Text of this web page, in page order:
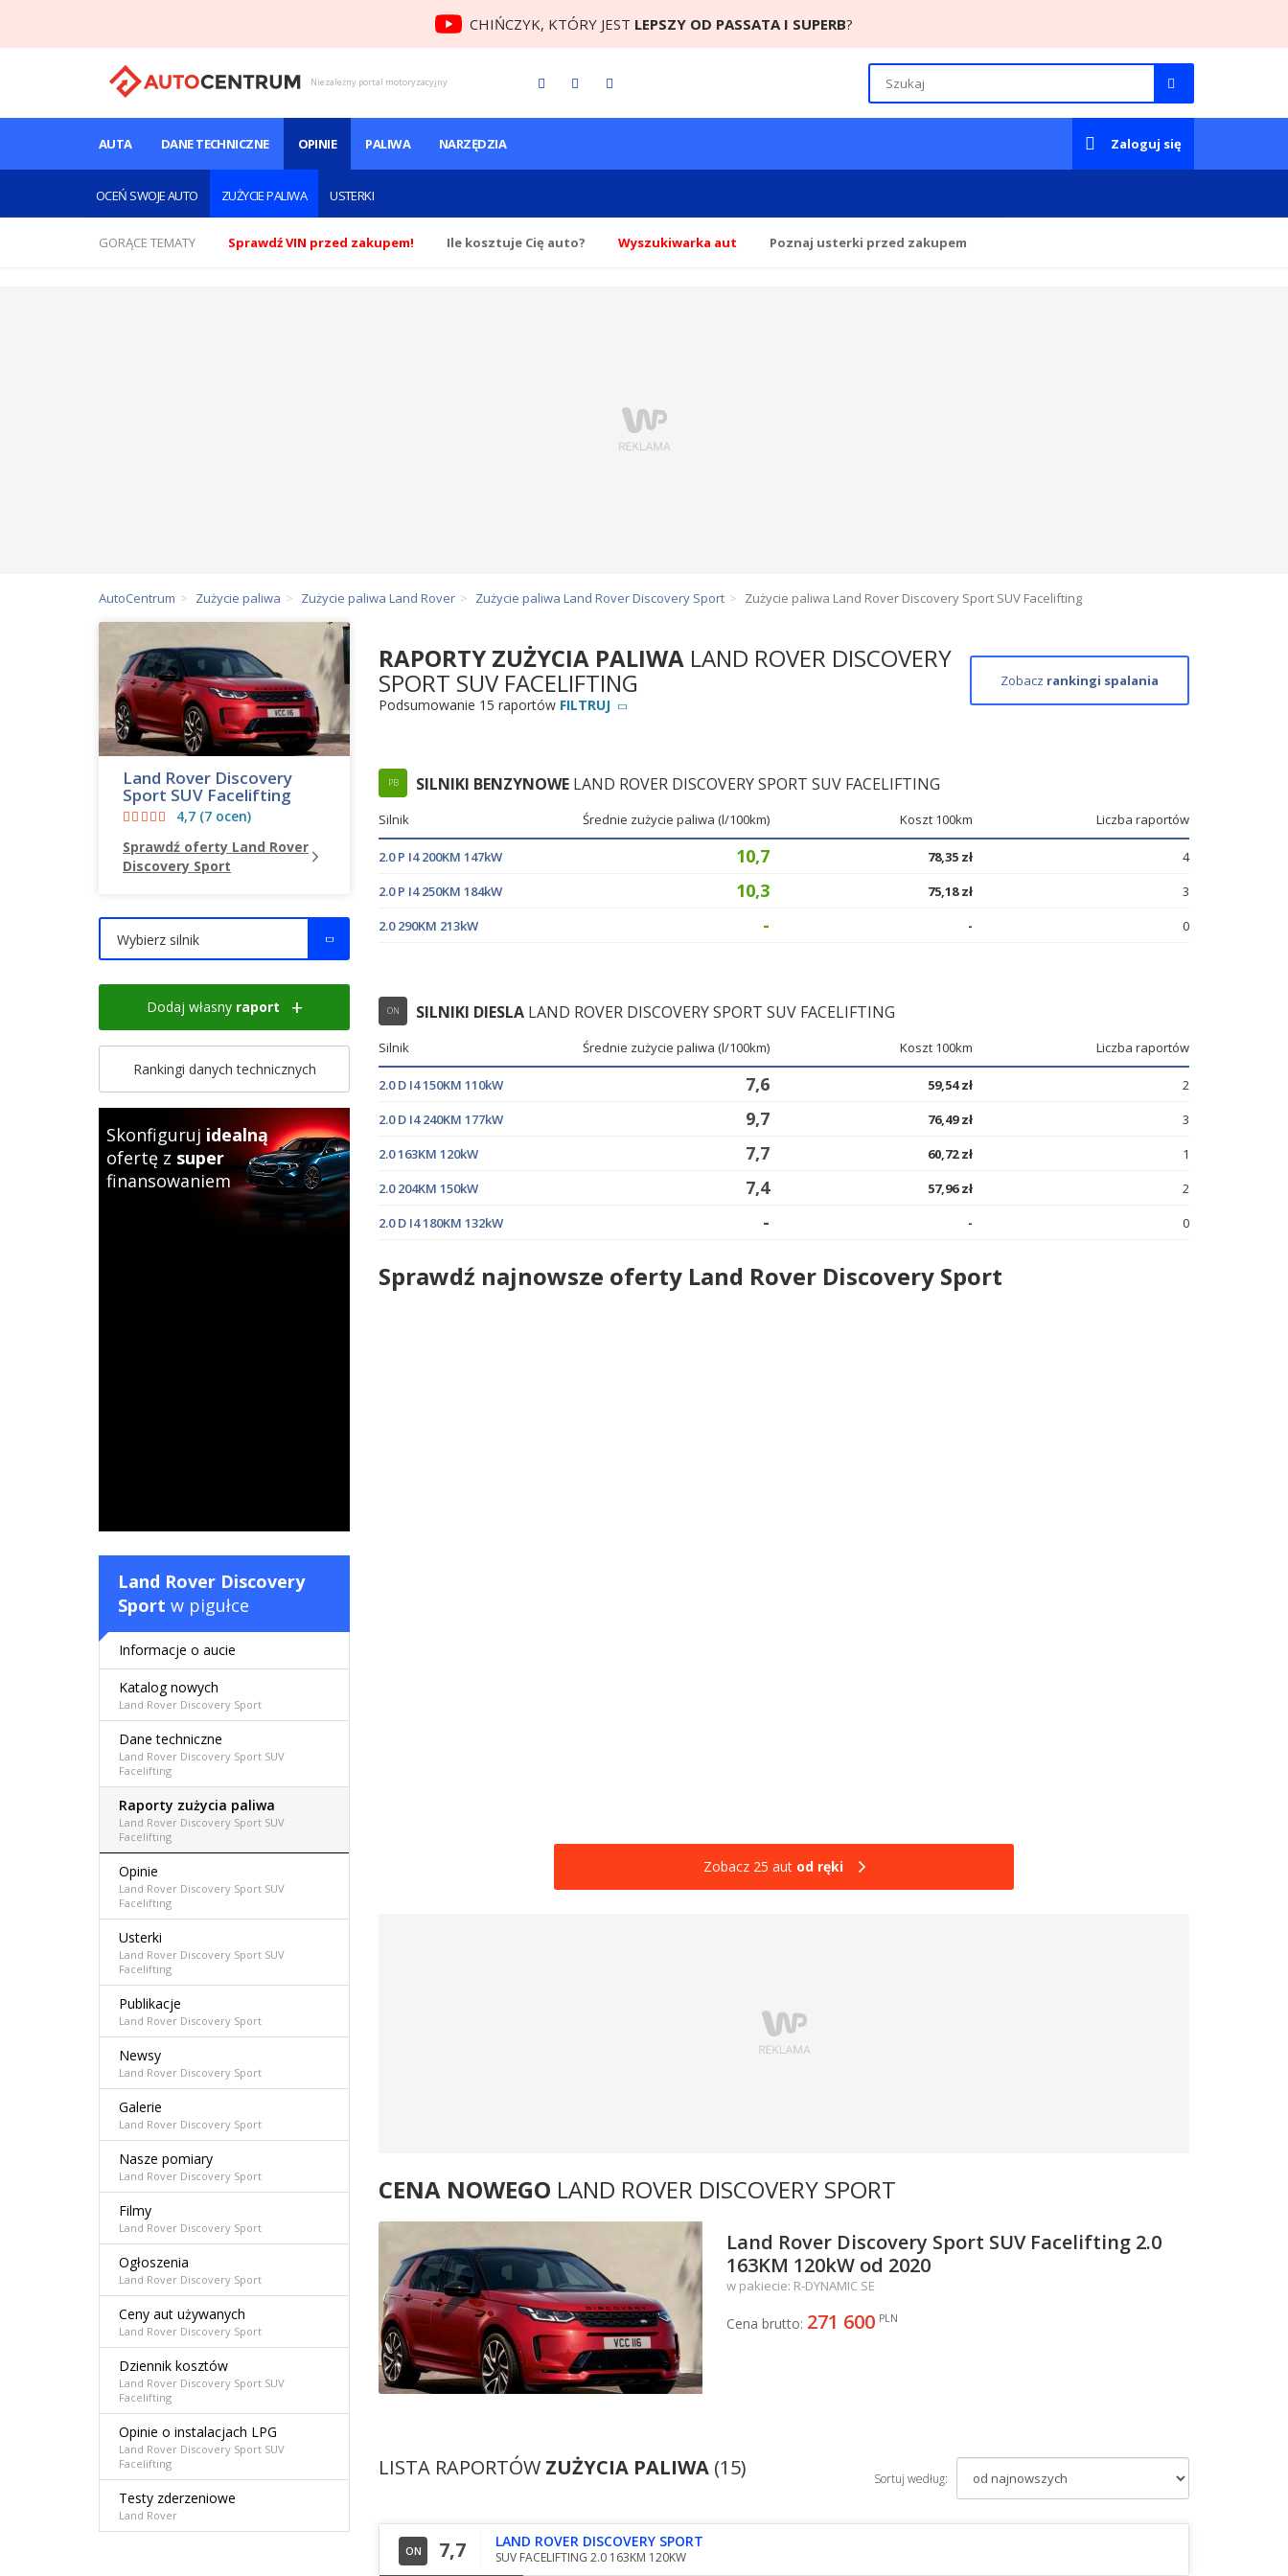
CHIŃCZYK, KTÓRY JEST LEPSZY OD PASSATA I SUPERB?
Niezależny portal motoryzacyjny
AUTA DANE TECHNICZNE OPINIE
OCEŃ SWOJE AUTO ZUŻYCIE PALIWA USTERKI
PALIWA NARZĘDZIA Zaloguj się
GORĄCE TEMATY Sprawdź VIN przed zakupem! Ile kosztuje Cię auto? Wyszukiwarka aut Poznaj usterki przed zakupem
AutoCentrum Zużycie paliwa Zużycie paliwa Land Rover Zużycie paliwa Land Rover Discovery Sport Zużycie paliwa Land Rover Discovery Sport SUV Facelifting
RAPORTY ZUŻYCIA PALIWA LAND ROVER DISCOVERY
SPORT SUV FACELIFTING
Podsumowanie 15 raportów FILTRUJ
Zobacz rankingi spalania
PB SILNIKI BENZYNOWE LAND ROVER DISCOVERY SPORT SUV FACELIFTING
Silnik Średnie zużycie paliwa (l/100km) Koszt 100km Liczba raportów
2.0 P I4 200KM 147kW 10,7 78,35 zł
4
2.0 P I4 250KM 184kW
10,3 75,18 zł
3
2.0 290KM 213kW
- - 0
ON SILNIKI DIESLA LAND ROVER DISCOVERY SPORT SUV FACELIFTING
Silnik Średnie zużycie paliwa (l/100km) Koszt 100km Liczba raportów
2.0 D I4 150KM 110kW 7,6 59,54 zł
2
2.0 D I4 240KM 177kW
9,7 76,49 zł
3
2.0 163KM 120kW
7,7 60,72 zł
1
2.0 204KM 150kW
7,4 57,96 zł
2
2.0 D I4 180KM 132kW
- - 0
Sprawdź najnowsze oferty Land Rover Discovery Sport
Zobacz 25 aut od ręki
CENA NOWEGO LAND ROVER DISCOVERY SPORT
Land Rover Discovery Sport SUV Facelifting 2.0
163KM 120kW od 2020
w pakiecie: R-DYNAMIC SE
Cena brutto: 271 600 PLN
LISTA RAPORTÓW ZUŻYCIA PALIWA (15) Sortuj według:
ON 7,7 LAND ROVER DISCOVERY SPORT
SUV FACELIFTING 2.0 163KM 120KW
Land Rover Discovery
Sport SUV Facelifting
4,7 (7 ocen)
Sprawdź oferty Land Rover
Discovery Sport
Wybierz silnik
Dodaj własny raport
Rankingi danych technicznych
Skonfiguruj idealną
ofertę z super
finansowaniem
Land Rover Discovery
Sport w pigułce
Informacje o aucie
Katalog nowych
Land Rover Discovery Sport
Dane techniczne
Land Rover Discovery Sport SUV
Facelifting
Raporty zużycia paliwa
Land Rover Discovery Sport SUV
Facelifting
Opinie
Land Rover Discovery Sport SUV
Facelifting
Usterki
Land Rover Discovery Sport SUV
Facelifting
Publikacje
Land Rover Discovery Sport
Newsy
Land Rover Discovery Sport
Galerie
Land Rover Discovery Sport
Nasze pomiary
Land Rover Discovery Sport
Filmy
Land Rover Discovery Sport
Ogłoszenia
Land Rover Discovery Sport
Ceny aut używanych
Land Rover Discovery Sport
Dziennik kosztów
Land Rover Discovery Sport SUV
Facelifting
Opinie o instalacjach LPG
Land Rover Discovery Sport SUV
Facelifting
Testy zderzeniowe
Land Rover